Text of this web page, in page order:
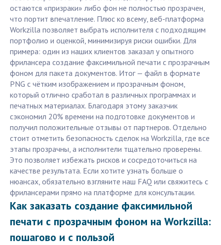
остаются «призраки» либо фон не полностью прозрачен,
что портит впечатление. Плюс ко всему, веб-платформа
Workzilla позволяет выбрать исполнителя с подходящим
портфолио и оценкой, минимизируя риски ошибки. Для
примера: один из наших клиентов заказал у опытного
фрилансера создание факсимильной печати с прозрачным
фоном для пакета документов. Итог — файл в формате
PNG с чётким изображением и прозрачным фоном,
который отлично сработал в различных программах и
печатных материалах. Благодаря этому заказчик
сэкономил 20% времени на подготовке документов и
получил положительные отзывы от партнеров. Отдельно
стоит отметить безопасность сделок на Workzilla, где все
этапы прозрачны, а исполнители тщательно проверены.
Это позволяет избежать рисков и сосредоточиться на
качестве результата. Если хотите узнать больше о
нюансах, обязательно взгляните наш FAQ или свяжитесь с
фрилансерами прямо на платформе для консультации.
Как заказать создание факсимильной
печати с прозрачным фоном на Workzilla:
пошагово и с пользой